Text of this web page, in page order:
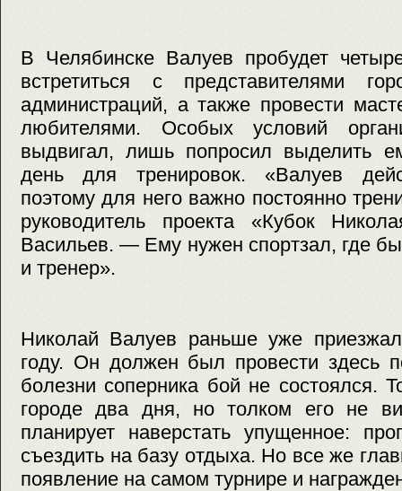
В Челябинске Валуев пробудет
встретиться с представителями
администраций, а также провести
любителями. Особых условий
выдвигал, лишь попросил выделить
день для тренировок. «Валуев
поэтому для него важно постоянно
руководитель проекта «Кубок
Васильев. — Ему нужен спортзал, где
и тренер».
Николай Валуев раньше уже
году. Он должен был провести здесь
болезни соперника бой не состоялся.
городе два дня, но толком его не
планирует наверстать упущенное:
съездить на базу отдыха. Но все же
появление на самом турнире и